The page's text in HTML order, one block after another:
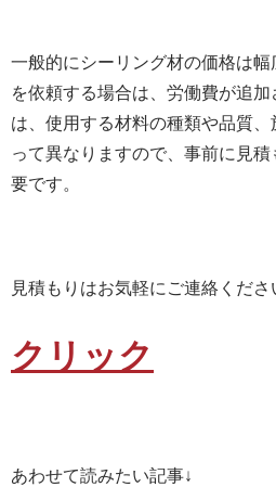
一般的にシーリング材の価格は
を依頼する場合は、労働費が追
は、使用する材料の種類や品質
って異なりますので、事前に見
要です。
見積もりはお気軽にご連絡くださ
クリック
あわせて読みたい記事↓